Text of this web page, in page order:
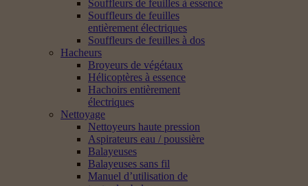
Souffleurs de feuilles à essence
Souffleurs de feuilles
entièrement électriques
Souffleurs de feuilles à dos
Hacheurs
Broyeurs de végétaux
Hélicoptères à essence
Hachoirs entièrement
électriques
Nettoyage
Nettoyeurs haute pression
Aspirateurs eau / poussière
Balayeuses
Balayeuses sans fil
Manuel d’utilisation de